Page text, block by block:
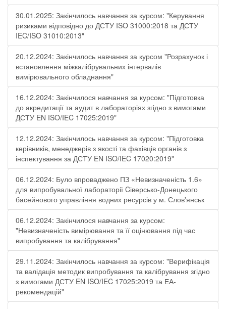
30.01.2025: Закінчилось навчання за курсом: "Керування
ризиками відповідно до ДСТУ ISO 31000:2018 та ДСТУ
IEC/ISO 31010:2013"
20.12.2024: Закінчилось навчання за курсом "Розрахунок і
встановлення міжкалібрувальних інтервалів
вимірювального обладнання"
16.12.2024: Закінчилося навчання за курсом: "Підготовка
до акредитації та аудит в лабораторіях згідно з вимогами
ДСТУ EN ISO/IEC 17025:2019"
12.12.2024: Закінчилось навчання за курсом: "Підготовка
керівників, менеджерів з якості та фахівців органів з
інспектування за ДСТУ EN ISO/IEC 17020:2019"
06.12.2024: Було впроваджено ПЗ «Невизначеність 1.6»
для випробувальної лабораторії Cіверсько-Донецького
басейнового управління водних ресурсів у м. Слов'янськ
06.12.2024: Закінчилося навчання за курсом:
"Невизначеність вимірювання та її оцінювання під час
випробування та калібрування"
29.11.2024: Закінчилось навчання за курсом: "Верифікація
та валідація методик випробування та калібрування згідно
з вимогами ДСТУ EN ISO/IEC 17025:2019 та ЕА-
рекомендацій"